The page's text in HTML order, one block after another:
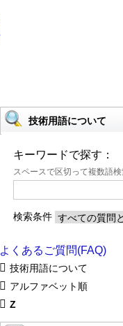
技術用語について
キーワードで探す：
スペースで区切って複数語
検索条件
よくあるご質問(FAQ)
技術用語について
アルファベット順
Z